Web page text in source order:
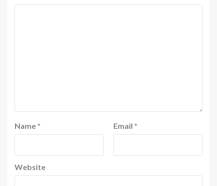
Name * Email *
Website